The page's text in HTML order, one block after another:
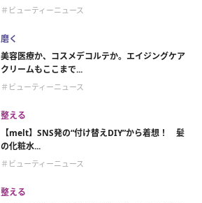
＃ビューティーニュース
磨く
美容医療か、コスメデコルテか。エイジングケア
クリームもここまで...
＃ビューティーニュース
整える
【melt】SNS発の“付け替えDIY”から着想！ 髪
の化粧水...
＃ビューティーニュース
整える